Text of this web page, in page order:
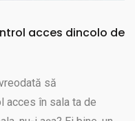
acces dincolo de
să
acces în sala ta de